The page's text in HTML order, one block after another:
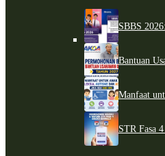
SBBS
Bantuan
Manfaat
STR Fasa